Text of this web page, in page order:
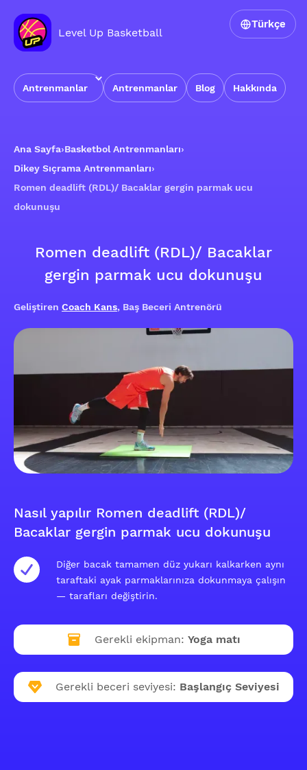
Level Up Basketball
Antrenmanlar Antrenmanlar Blog Hakkında
Türkçe
Ana Sayfa›Basketbol Antrenmanları›
Dikey Sıçrama Antrenmanları›
Romen deadlift (RDL)/ Bacaklar gergin parmak ucu
dokunuşu
Romen deadlift (RDL)/ Bacaklar
gergin parmak ucu dokunuşu
Geliştiren Coach Kans, Baş Beceri Antrenörü
Nasıl yapılır Romen deadlift (RDL)/
Bacaklar gergin parmak ucu dokunuşu
Diğer bacak tamamen düz yukarı kalkarken aynı
taraftaki ayak parmaklarınıza dokunmaya çalışın
— tarafları değiştirin.
Gerekli ekipman: Yoga matı
Gerekli beceri seviyesi: Başlangıç Seviyesi